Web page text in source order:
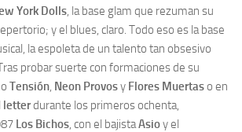
York Dolls, la base glam que rezuman su
y el blues, claro. Todo eso es la base
la espoleta de un talento tan obsesivo
probar suerte con formaciones de su
Tensión, Neon Provosy Flores Muertaso en
letterdurante los primeros ochenta,
Los Bichos, con el bajistaAsioy el